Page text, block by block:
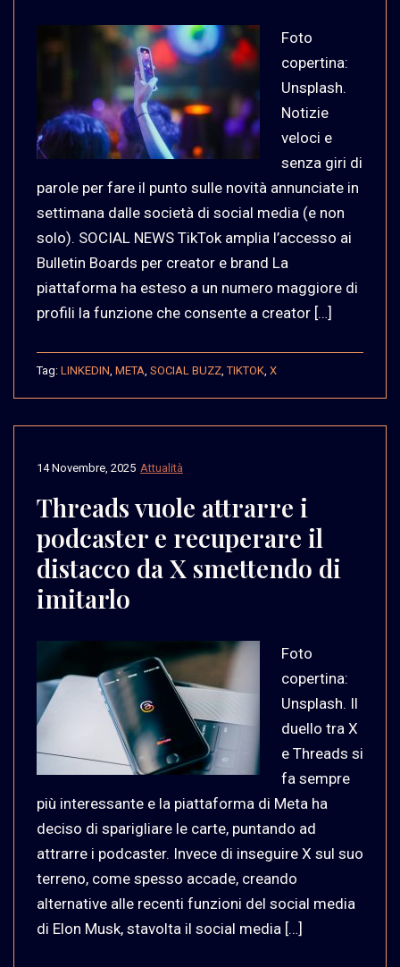
Foto
copertina:
Unsplash.
Notizie
veloci e
senza giri di
parole per fare il punto sulle novità annunciate in
settimana dalle società di social media (e non
solo). SOCIAL NEWS TikTok amplia l’accesso ai
Bulletin Boards per creator e brand La
piattaforma ha esteso a un numero maggiore di
profili la funzione che consente a creator […]
Tag: LINKEDIN META SOCIAL BUZZ ,TIKTOK X
Attualità
14 Novembre, 2025
Threads vuole attrarre i
podcaster e recuperare il
distacco da X smettendo di
imitarlo
Foto
copertina:
Unsplash. Il
duello tra X
e Threads si
fa sempre
più interessante e la piattaforma di Meta ha
deciso di sparigliare le carte, puntando ad
attrarre i podcaster. Invece di inseguire X sul suo
terreno, come spesso accade, creando
alternative alle recenti funzioni del social media
di Elon Musk, stavolta il social media […]